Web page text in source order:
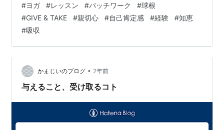
た。 時には、『パッチワーク』で作ったティッシュ カバ
ーや、Ｘ’ｍａｓオーナメントをくれたり、 『グラジオラ
スの球根』を分けてくれたり…と もらう一方で、所謂
『Ｇｉｖｅ＆Ｔａｋｅ』が できずにいるんです…😥レッ
スンを待っていると、講師が事務所の人を 連れてきて
『音響機器』を調べ始めたのです…
#ヨガ #レッスン #パッチワーク #球根
#GIVE & TAKE #親切心 #自己肯定感 #経験 #知恵
#吸収
かまじいのブログ • 2年前
与えること、受け取るコト